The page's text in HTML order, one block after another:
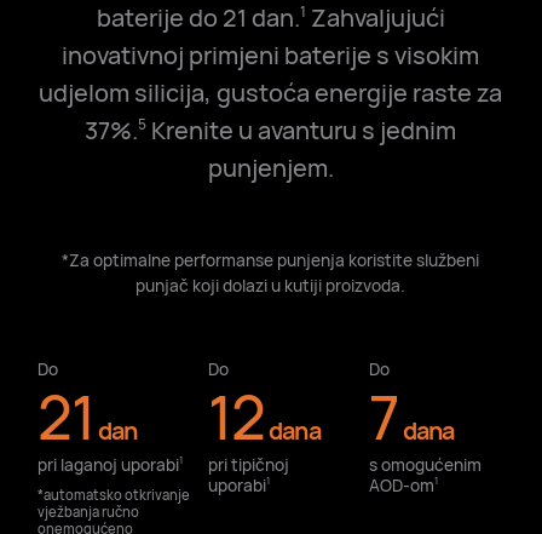
baterije do 21 dan.1 Zahvaljujući
inovativnoj primjeni baterije s visokim
udjelom silicija, gustoća energije raste za
37%.5 Krenite u avanturu s jednim
punjenjem.
*Za optimalne performanse punjenja koristite službeni
punjač koji dolazi u kutiji proizvoda.
Do
21 dan
pri laganoj uporabi⁠1
*automatsko otkrivanje
vježbanja ručno
onemogućeno
Do
12dana
pri tipičnoj
uporabi⁠1
Do
7dana
s omogućenim
AOD-om⁠1